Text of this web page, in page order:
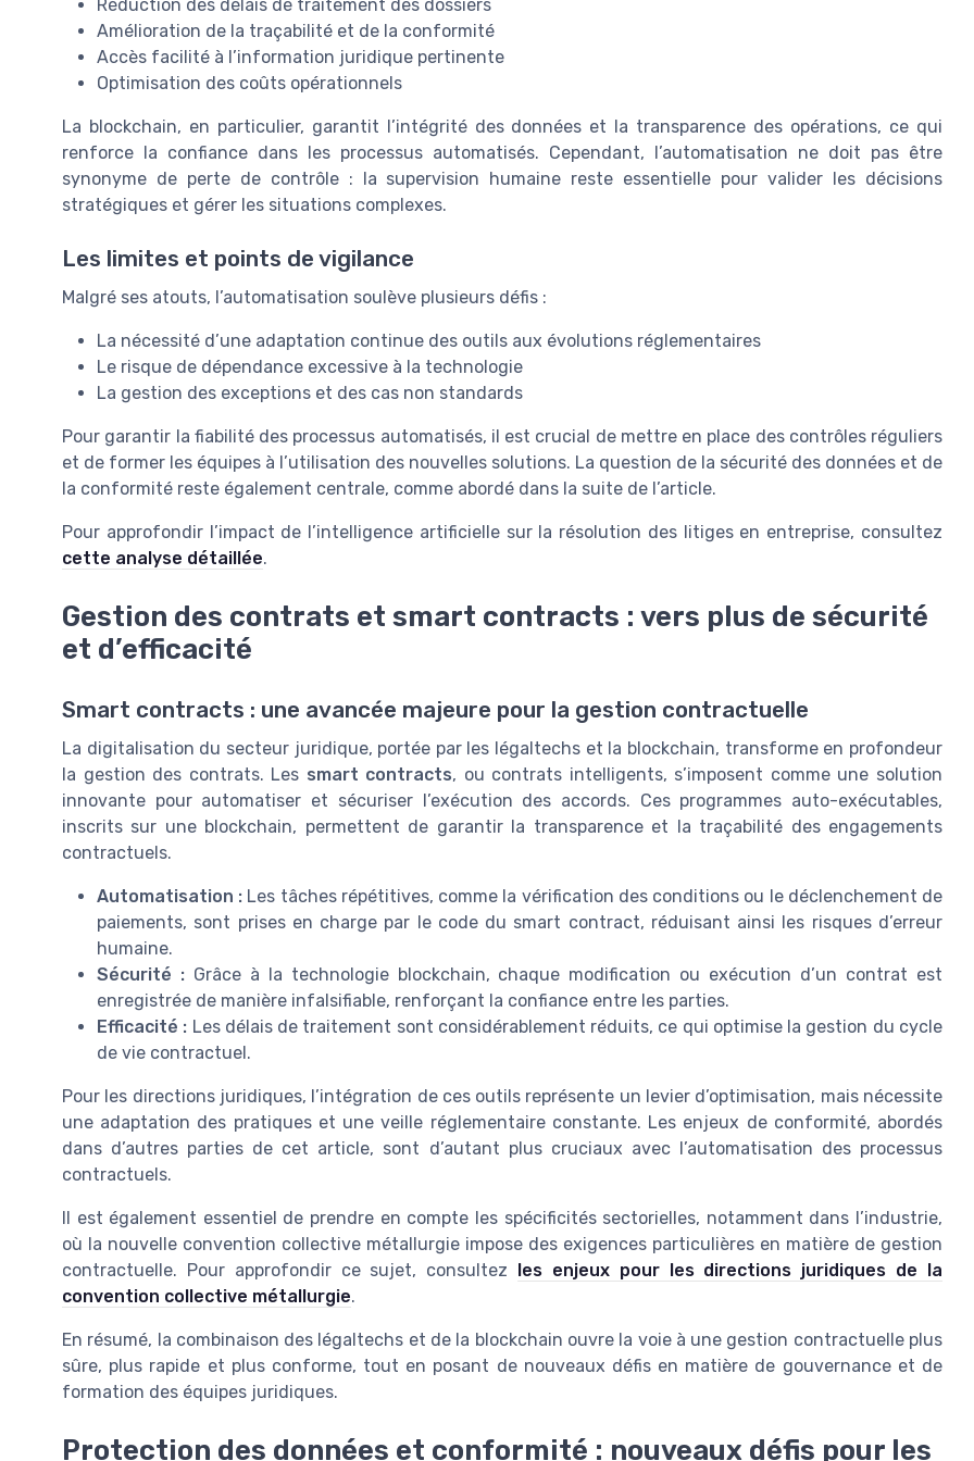
Réduction des délais de traitement des dossiers
Amélioration de la traçabilité et de la conformité
Accès facilité à l’information juridique pertinente
Optimisation des coûts opérationnels
La blockchain, en particulier, garantit l’intégrité des données et la transparence des opérations, ce qui
renforce la confiance dans les processus automatisés. Cependant, l’automatisation ne doit pas être
synonyme de perte de contrôle : la supervision humaine reste essentielle pour valider les décisions
stratégiques et gérer les situations complexes.
Les limites et points de vigilance
Malgré ses atouts, l’automatisation soulève plusieurs défis :
La nécessité d’une adaptation continue des outils aux évolutions réglementaires
Le risque de dépendance excessive à la technologie
La gestion des exceptions et des cas non standards
Pour garantir la fiabilité des processus automatisés, il est crucial de mettre en place des contrôles réguliers
et de former les équipes à l’utilisation des nouvelles solutions. La question de la sécurité des données et de
la conformité reste également centrale, comme abordé dans la suite de l’article.
Pour approfondir l’impact de l’intelligence artificielle sur la résolution des litiges en entreprise, consultez
cette analyse détaillée.
Gestion des contrats et smart contracts : vers plus de sécurité
et d’efficacité
Smart contracts : une avancée majeure pour la gestion contractuelle
La digitalisation du secteur juridique, portée par les légaltechs et la blockchain, transforme en profondeur
la gestion des contrats. Les smart contracts, ou contrats intelligents, s’imposent comme une solution
innovante pour automatiser et sécuriser l’exécution des accords. Ces programmes auto-exécutables,
inscrits sur une blockchain, permettent de garantir la transparence et la traçabilité des engagements
contractuels.
Automatisation : Les tâches répétitives, comme la vérification des conditions ou le déclenchement de
paiements, sont prises en charge par le code du smart contract, réduisant ainsi les risques d’erreur
humaine.
Sécurité :Grâce à la technologie blockchain, chaque modification ou exécution d’un contrat est
enregistrée de manière infalsifiable, renforçant la confiance entre les parties.
Efficacité : Les délais de traitement sont considérablement réduits, ce qui optimise la gestion du cycle
de vie contractuel.
Pour les directions juridiques, l’intégration de ces outils représente un levier d’optimisation, mais nécessite
une adaptation des pratiques et une veille réglementaire constante. Les enjeux de conformité, abordés
dans d’autres parties de cet article, sont d’autant plus cruciaux avec l’automatisation des processus
contractuels.
Il est également essentiel de prendre en compte les spécificités sectorielles, notamment dans l’industrie,
où la nouvelle convention collective métallurgie impose des exigences particulières en matière de gestion
contractuelle. Pour approfondir ce sujet, consultez les enjeux pour les directions juridiques de la
convention collective métallurgie.
En résumé, la combinaison des légaltechs et de la blockchain ouvre la voie à une gestion contractuelle plus
sûre, plus rapide et plus conforme, tout en posant de nouveaux défis en matière de gouvernance et de
formation des équipes juridiques.
Protection des données et conformité : nouveaux défis pour les